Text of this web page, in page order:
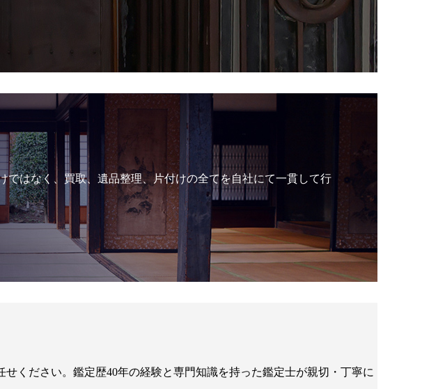
はなく、買取、遺品整理、片付けの全てを自社にて一貫して行
ください。鑑定歴40年の経験と専門知識を持った鑑定士が親切・丁寧に